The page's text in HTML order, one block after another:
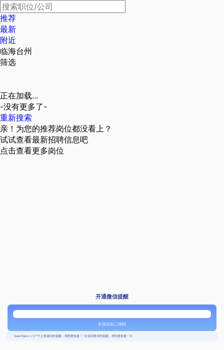
推荐
最新
附近
临海台州
筛选
正在加载...
-没有更多了-
重新搜索
亲！为您的推荐岗位都没看上？
试试查看最新招聘信息吧
点击查看更多岗位
开通微信提醒
长按识别二维码
{{usertype=='2'?'个人投递实时提醒，招聘更快捷！':'企业回复实时提醒，求职更快捷！'}}